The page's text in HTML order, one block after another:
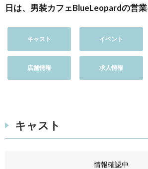
日は、男装カフェBlueLeopardの営業
キャスト イベント
店舗情報 求人情報
キャスト
情報確認中